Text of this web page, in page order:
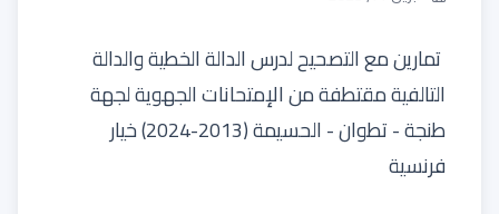
تمارين مع التصحيح لدرس الدالة الخطية والدالة
التالفية مقتطفة من الإمتحانات الجهوية لجهة
طنجة - تطوان - الحسيمة (2013-2024) خيار
فرنسية